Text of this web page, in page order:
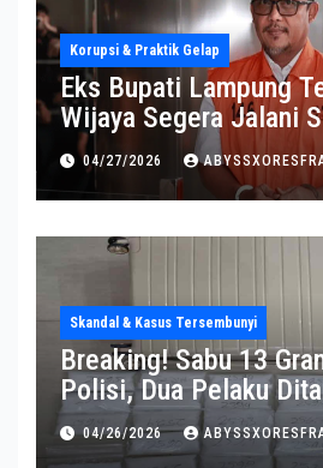
Korupsi & Praktik Gelap
Eks Bupati Lampung
Wijaya Segera Jalani
Soroti
04/27/2026
Skandal & Kasus Tersembunyi
Breaking! Sabu 13
Polisi, Dua Pelaku
Operasi Berlangsung
04/26/2026